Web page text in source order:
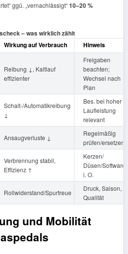
ggü. „vernachlässigt“10–20 %
– was wirklich zählt
Wirkung auf Verbrauch Hinweis
Reibung ↓, Kaltlauf
effizienter
Freigaben
beachten;
Wechsel nach
Plan
Schalt-/Automatikreibung
↓
Bes. bei hoher
Laufleistung
relevant
Ansaugverluste ↓
Regelmäßig
prüfen/ersetzen
Verbrennung stabil,
Effizienz ↑
Kerzen/
Düsen/Software
i. O.
Rollwiderstand/Spurtreue
Druck, Saison,
Qualität
und Mobilität